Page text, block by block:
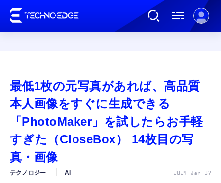
AI
ガジェット
最低1枚の元写真があれば、高品質
本人画像をすぐに生成できる
「PhotoMaker」を試したらお手軽
すぎた（CloseBox） 14枚目の写
真・画像
テクノロジー AI 2024 Jan 17